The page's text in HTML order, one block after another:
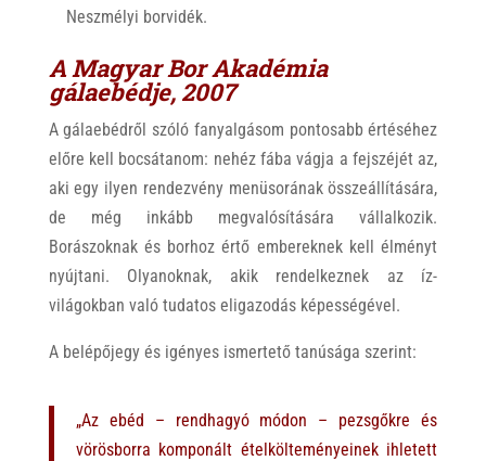
Neszmélyi borvidék.
A Magyar Bor Akadémia
gálaebédje, 2007
A gálaebédről szóló fanyalgásom pontosabb értéséhez
előre kell bocsátanom: nehéz fába vágja a fejszéjét az,
aki egy ilyen rendezvény menüsorának összeállítására,
de még inkább megvalósítására vállalkozik.
Borászoknak és borhoz értő embereknek kell élményt
nyújtani. Olyanoknak, akik rendelkeznek az íz-
világokban való tudatos eligazodás képességével.
A belépőjegy és igényes ismertető tanúsága szerint:
„Az ebéd – rendhagyó módon – pezsgőkre és
vörösborra komponált ételkölteményeinek ihletett